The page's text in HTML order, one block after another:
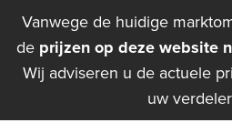
Vanwege de huidige
de prijzen op deze website
Wij adviseren u de actuele
uw